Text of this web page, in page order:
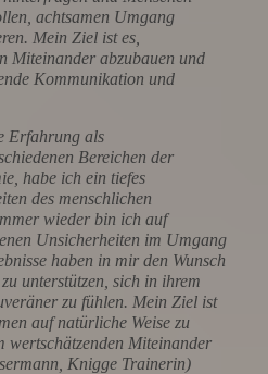
achtsamen Umgang
Mein Ziel ist es,
Miteinander abzubauen und
Kommunikation und
Erfahrung als
Bereichen der
habe ich ein tiefes
des menschlichen
wieder bin ich auf
Unsicherheiten im Umgang
haben in mir den Wunsch
unterstützen, sich in ihrem
zu fühlen. Mein Ziel ist
auf natürliche Weise zu
wertschätzenden Miteinander
Knigge Trainerin)